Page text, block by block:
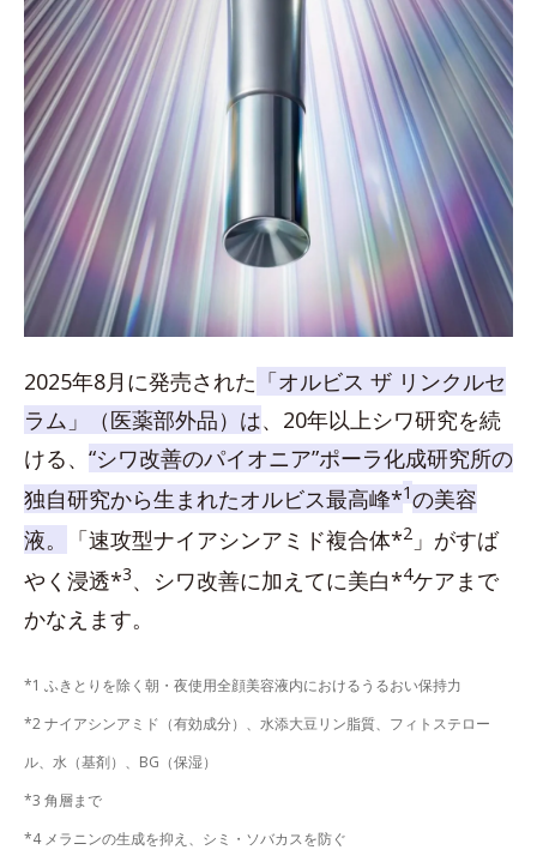
2025年8月に発売された 「オルビス ザ リンクルセ
ラム」（医薬部外品）は、20年以上シワ研究を続
ける、 “シワ改善のパイオニア”ポーラ化成研究所の
独自研究から生まれたオルビス最高峰*1の美容
液。
「速攻型ナイアシンアミド複合体*2 」がすば
やく浸透*3、シワ改善に加えてに美白*4ケアまで
かなえます。
*1 ふきとりを除く朝・夜使用全顔美容液内におけるうるおい保持力
*2 ナイアシンアミド（有効成分）、水添大豆リン脂質、フィトステロー
ル、水（基剤）、BG（保湿）
*3 角層まで
*4 メラニンの生成を抑え、シミ・ソバカスを防ぐ